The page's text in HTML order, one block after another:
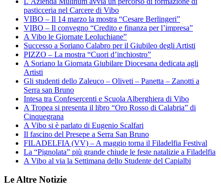
pasticceria nel Carcere di Vibo
VIBO – Il 14 marzo la mostra “Cesare Berlingeri”
VIBO – Il convegno “Credito e finanza per l’impresa”
A Vibo le Giornate Leoluchiane”
Successo a Soriano Calabro per il Giubileo degli Artisti
PIZZO – La mostra “Cuori d’inchiostro”
A Soriano la Giornata Giubilare Diocesana dedicata agli
Artisti
Gli studenti dello Zaleuco – Oliveti – Panetta – Zanotti a
Serra san Bruno
Intesa tra Confesercenti e Scuola Alberghiera di Vibo
A Tropea si presenta il libro “Oro Rosso di Calabria” di
Cinquegrana
A Vibo si è parlato di Eugenio Scalfari
Il fascino del Presepe a Serra San Bruno
FILADELFIA (VV) – A maggio torna il Filadelfia Festival
La “Pignolata” più grande chiude le feste natalizie a Filadelfia
A Vibo al via la Settimana dello Studente del Capialbi
Le Altre Notizie